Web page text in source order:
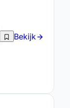
Bekijk